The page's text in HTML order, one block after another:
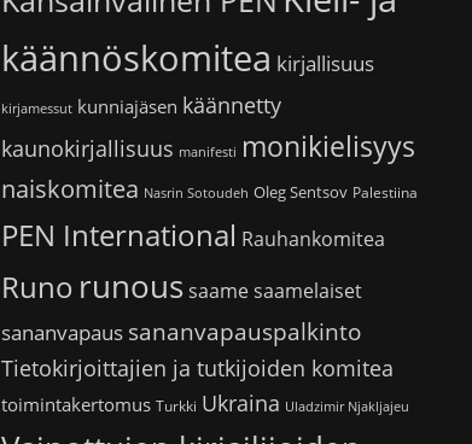
käännöskomitea kirjallisuus
kirjamessut kunniajäsen käännetty
kaunokirjallisuus manifesti monikielisyys
naiskomitea Nasrin Sotoudeh Oleg Sentsov Palestiina
PEN International Rauhankomitea
Runo runoussaamesaamelaiset
sananvapaus sananvapauspalkinto
Tietokirjoittajien ja tutkijoiden komitea
toimintakertomus Turkki Ukraina Uladzimir Njakljajeu